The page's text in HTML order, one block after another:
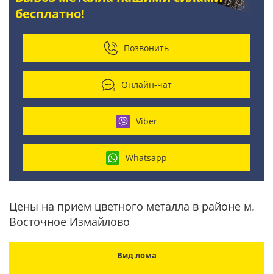
бесплатно!
Позвонить
Онлайн-чат
Viber
Whatsapp
Цены на прием цветного металла в районе м.
Восточное Измайлово
Вид лома